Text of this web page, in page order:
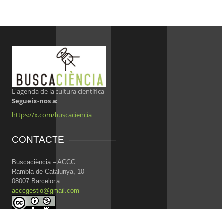
L'agenda de la cultura científica
Segueix-nos a:
https://x.com/buscaciencia
CONTACTE
Buscaciència – ACCC
Rambla de Catalunya, 10
08007 Barcelona
acccgestio@gmail.com